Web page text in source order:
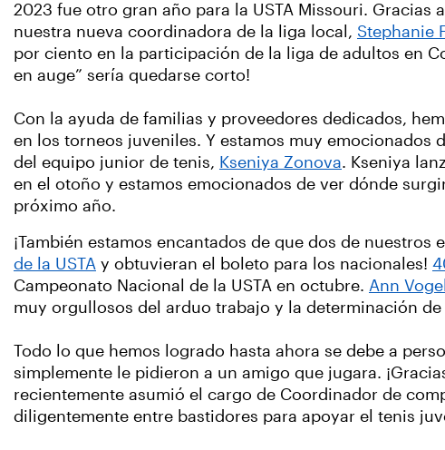
2023 fue otro gran año para la USTA Missouri. Gracias
nuestra nueva coordinadora de la liga local, Stephanie
por ciento en la participación de la liga de adultos en
en auge” sería quedarse corto!
Con la ayuda de familias y proveedores dedicados,
en los torneos juveniles. Y estamos muy emocionados
del equipo junior de tenis, Kseniya Zonova. Kseniya
en el otoño y estamos emocionados de ver dónde
próximo año.
¡También estamos encantados de que dos de nuestros
de la USTA y obtuvieran el boleto para los nacionales!
Campeonato Nacional de la USTA en octubre. Ann
muy orgullosos del arduo trabajo y la determinación de
Todo lo que hemos logrado hasta ahora se debe a
simplemente le pidieron a un amigo que jugara.
recientemente asumió el cargo de Coordinador de
diligentemente entre bastidores para apoyar el tenis